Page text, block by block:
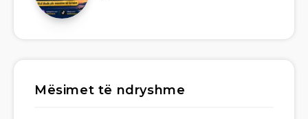
Mësimet të ndryshme